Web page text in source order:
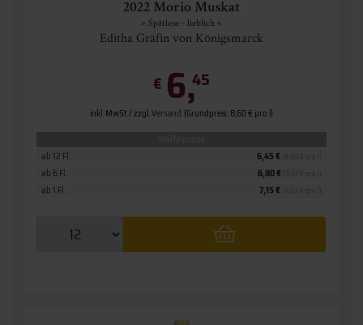
2022 Morio Muskat
» Spätlese - lieblich «
Editha Gräfin von Königsmarck
€ 6,45
inkl. MwSt. / zzgl.Versand (Grundpreis: 8,60 € pro l)
ab 1 Fl. 7,15 €
ab 6 Fl. 6,80 €
ab 12 Fl. 6,45 €